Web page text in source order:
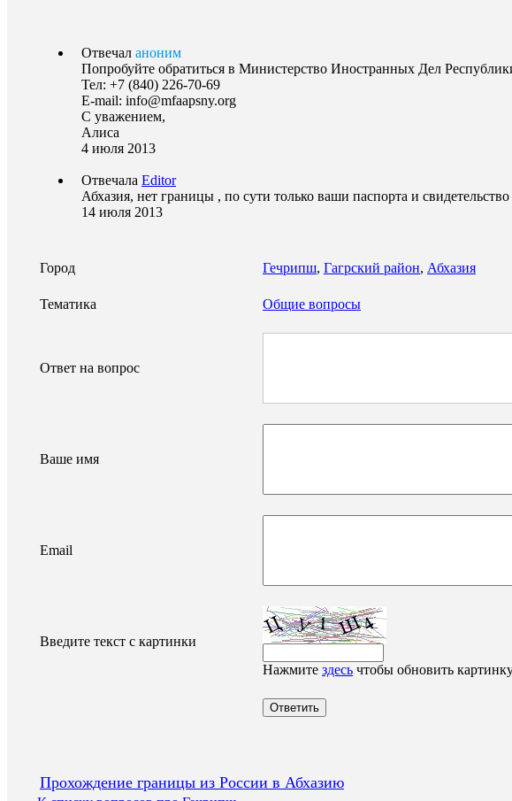
Отвечал аноним
Попробуйте обратиться в Министерство Иностранных Дел
Тел: +7 (840) 226-70-69
E-mail: info@mfaapsny.org
С уважением,
Алиса
4 июля 2013
Отвечала Editor
Абхазия, нет границы , по сути только ваши паспорта и
14 июля 2013
Город Гечрипш, Гагрский район, Абхазия
Тематика Общие вопросы
Ответ на вопрос
Ваше имя
Email
Введите текст с картинки
Нажмите здесь чтобы обновить
Прохождение границы из России в Абхазию